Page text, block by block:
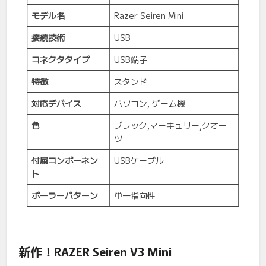
モデル名
Razer Seiren Mini
接続技術
USB
コネクタタイプ
USB端子
特徴
スタンド
対応デバイス
パソコン, ゲーム機
色
ブラック,マーキュリー,クオー
ツ
付属コンポーネン
ト
USBケーブル
ポーラーパターン 単一指向性
新作！RAZER Seiren V3 Mini